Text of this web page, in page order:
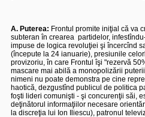
A. Puterea: Frontul promite iniţial că va
subteran în crearea partidelor,
impuse de logica revoluţiei şi încercînd
(începute la 24 ianuarie), presiunile
provizoriu, în care Frontul îşi "rezervă
mascare mai abilă a monopolizării
nimeni nu poate demonstra pe cine
haotică, dezgustînd publicul de politica
foşti lideri comunişti - şi concurenţii săi,
deţinătorul informaţiilor necesare
la discreţia lui Ion Iliescu), patronul